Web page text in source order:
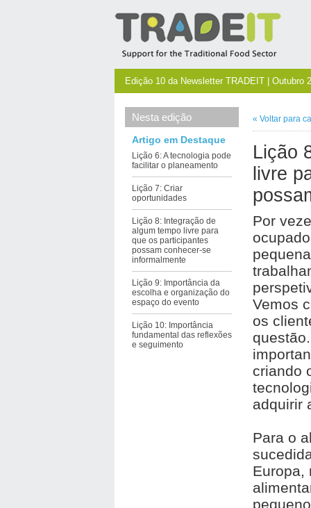
Edição 10 da Newsletter TRADEIT | Outubro
Nesta edição
Artigo em Destaque
Lição 6: A tecnologia pode
facilitar o planeamento
Lição 7: Criar
oportunidades
Lição 8: Integração de
algum tempo livre para
que os participantes
possam conhecer-se
informalmente
Lição 9: Importância da
escolha e organização do
espaço do evento
Lição 10: Importância
fundamental das reflexões
e seguimento
« Voltar para
Lição
livre
Por
Vemos
os
criando
adquirir
Para o
Europa,